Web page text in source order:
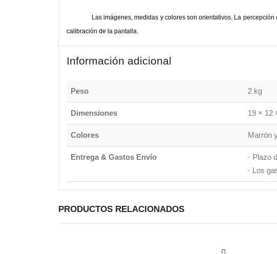
Las imágenes, medidas y colores son orientativos. La
calibración de la pantalla.
Información adicional
Peso 2 kg
Dimensiones 19 × 12
Colores Marrón
Entrega & Gastos Envío
· Plazo
· Los
PRODUCTOS RELACIONADOS